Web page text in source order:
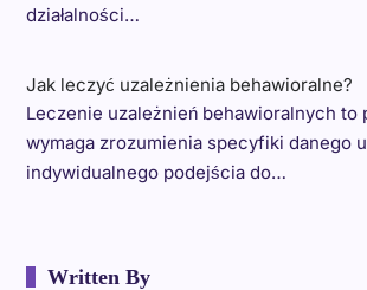
działalności…
Jak leczyć uzależnienia behawioralne?
Leczenie uzależnień behawioralnych to
wymaga zrozumienia specyfiki danego
indywidualnego podejścia do…
Written By